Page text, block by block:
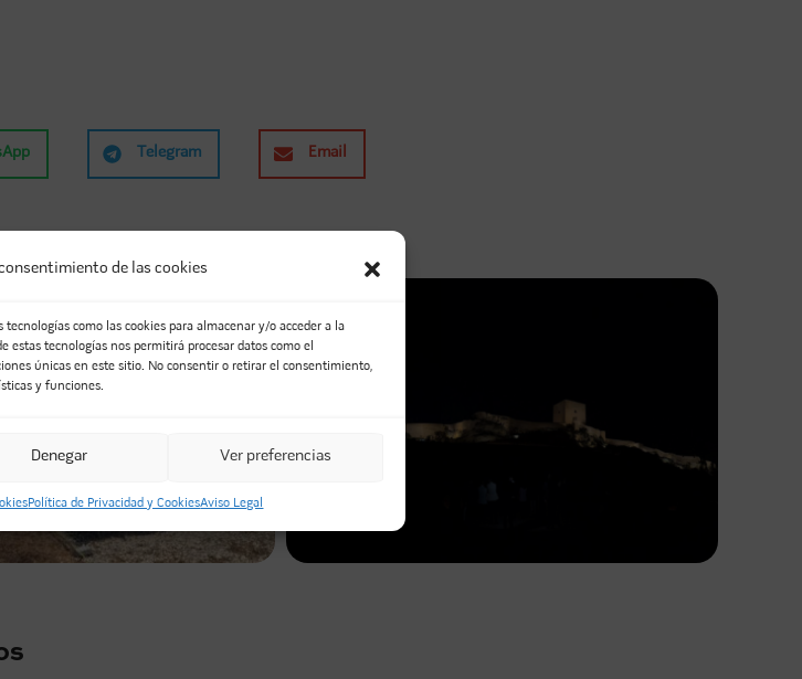
de las cookies
como las cookies para almacenar y/o acceder a la
tecnologías nos permitirá procesar datos como el
únicas en este sitio. No consentir o retirar el consentimiento,
y funciones.
Denegar Ver preferencias
Política de Privacidad y CookiesAviso Legal
Telegram Email